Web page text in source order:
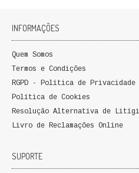
INFORMAÇÕES
Quem Somos
Termos e Condições
RGPD - Política de Privacidade
Política de Cookies
Resolução Alternativa de
Livro de Reclamações Online
SUPORTE